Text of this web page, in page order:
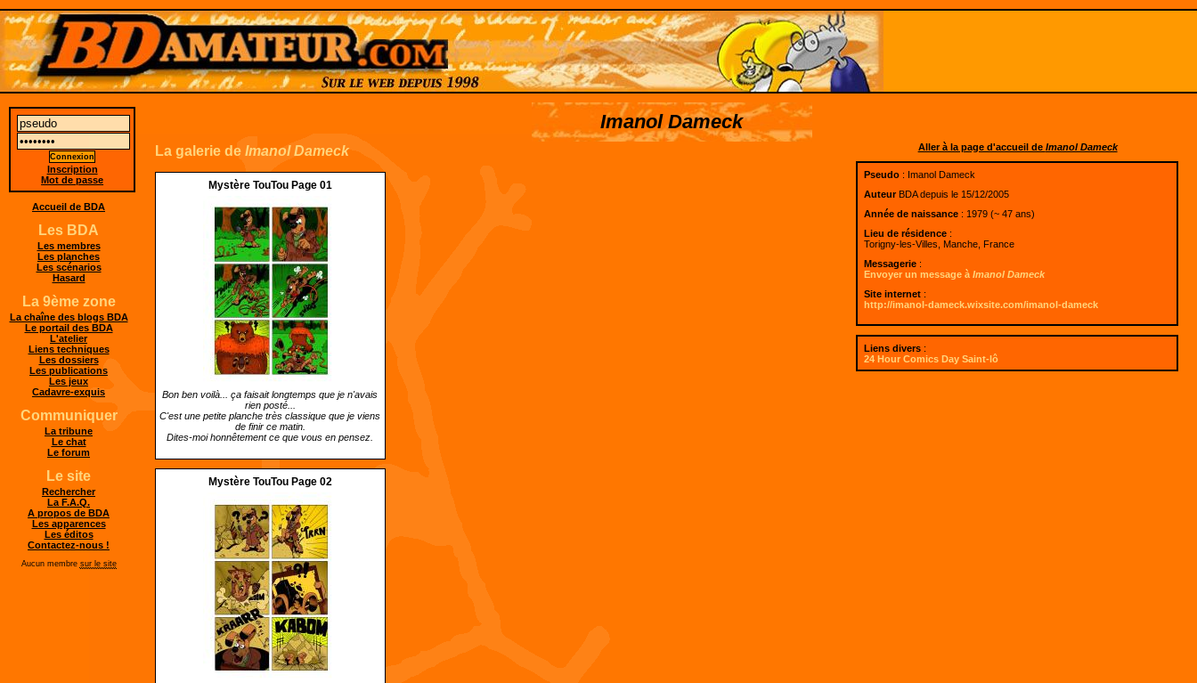
Imanol Dameck
Aller à la page d'accueil de Imanol Dameck
Pseudo: Imanol Dameck
AuteurBDA depuis le 15/12/2005
Année de naissance: 1979 (~ 47 ans)
Lieu de résidence:
Torigny-les-Villes, Manche, France
Messagerie:
Envoyer un message à Imanol Dameck
Site internet:
http://imanol-dameck.wixsite.com/imanol-dameck
Liens divers:
24 Hour Comics Day Saint-lô
La galerie de Imanol Dameck
Mystère TouTou Page 01
Bon ben voilà... ça faisait longtemps que je n'avais
rien posté...
C'est une petite planche très classique que je viens
de finir ce matin.
Dites-moi honnêtement ce que vous en pensez.
Mystère TouTou Page 02
Inscription
Mot de passe
Accueil de BDA
Les BDA
Les membres
Les planches
Les scénarios
Hasard
La 9ème zone
La chaîne des blogs BDA
Le portail des BDA
L'atelier
Liens techniques
Les dossiers
Les publications
Les jeux
Cadavre-exquis
Communiquer
La tribune
Le chat
Le forum
Le site
Rechercher
La F.A.Q.
A propos de BDA
Les apparences
Les éditos
Contactez-nous !
Aucun membre sur le site